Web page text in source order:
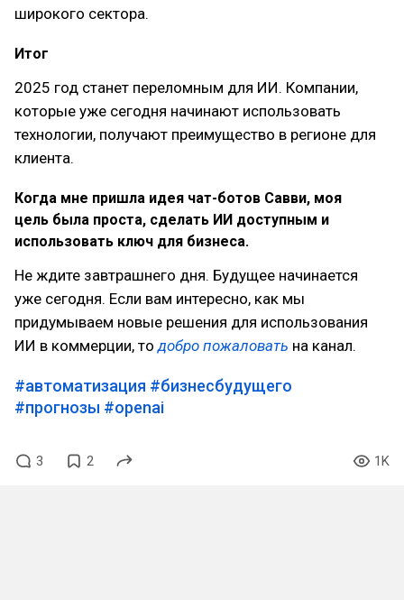
широкого сектора.
Итог
2025 год станет переломным для ИИ. Компании,
которые уже сегодня начинают использовать
технологии, получают преимущество в регионе для
клиента.
Когда мне пришла идея чат-ботов Савви, моя
цель была проста, сделать ИИ доступным и
использовать ключ для бизнеса.
Не ждите завтрашнего дня. Будущее начинается
уже сегодня. Если вам интересно, как мы
придумываем новые решения для использования
ИИ в коммерции, тодобро пожаловать на канал.
#автоматизация #бизнесбудущего
#прогнозы #openai
3 2 1K